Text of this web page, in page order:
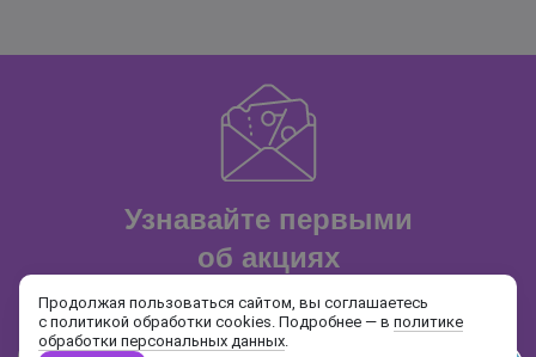
Узнавайте первыми
об акциях
и распродажах
Продолжая пользоваться сайтом, вы соглашаетесь
с политикой обработки cookies. Подробнее — в политике
обработки персональных данных.